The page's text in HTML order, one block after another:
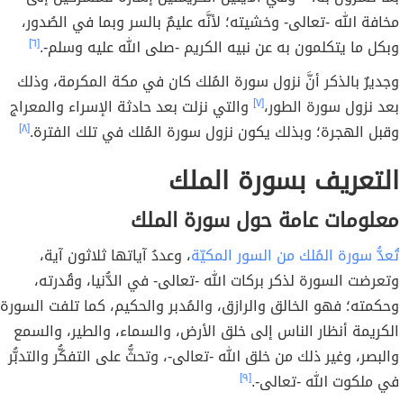
مخافة الله -تعالى- وخشيته؛ لأنَّه عليمٌ بالسر وبما في الصُدور،
وبكل ما يتكلمون به عن نبيه الكريم -صلى الله عليه وسلم-.[٦]
وجديرٌ بالذكر أنَّ نزول سورة المُلك كان في مكة المكرمة، وذلك
بعد نزول سورة الطور،[٧]
والتي نزلت بعد حادثة الإسراء والمعراج
وقبل الهجرة؛ وبذلك يكون نزول سورة المُلك في تلك الفترة.[٨]
التعريف بسورة الملك
معلومات عامة حول سورة الملك
تُعدُّ سورة المُلك من السور المكيّة، وعددُ آياتها ثلاثون آية،
وتعرضت السورة لذكر بركات الله -تعالى- في الدُّنيا، وقُدرته،
وحكمته؛ فهو الخالق والرازق، والمُدبر والحكيم، كما تلفت السورة
الكريمة أنظار الناس إلى خلق الأرض، والسماء، والطير، والسمع
والبصر، وغير ذلك من خلق الله -تعالى-، وتحثُّ على التفكُّر والتدبُّر
في ملكوت الله -تعالى-.[٩]